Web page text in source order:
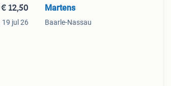
€ 12,50
19 jul 26
Martens
Baarle-Nassau